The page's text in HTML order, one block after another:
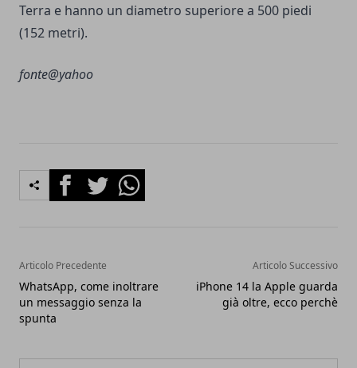
Terra e hanno un diametro superiore a 500 piedi
(152 metri).
fonte@yahoo
FacebookTwitterWhatsapp
Articolo Precedente
WhatsApp, come inoltrare
un messaggio senza la
spunta
Articolo Successivo
iPhone 14 la Apple guarda
già oltre, ecco perchè